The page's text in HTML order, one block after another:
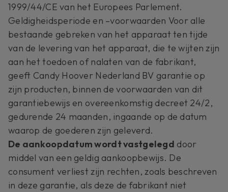
1999/44/CE van het Europees Parlement.
Geldigheidsperiode en –voorwaarden Voor alle
bestaande gebreken van het apparaat ten tijde
van de levering van het apparaat, die te wijten zijn
aan het toedoen of nalaten van de fabrikant,
geeft Candy Hoover Nederland BV garantie op
zijn producten, binnen de voorwaarden van dit
garantiebewijs en overeenkomstig decreet 24/2,
gedurende 24 maanden, ingaande op de datum
waarop de goederen zijn geleverd.
De aankoopdatum wordt vastgelegd door
middel van een geldig aankoopbewijs. De
consument verliest zijn rechten, zoals beschreven
in deze garantie, als deze de fabrikant niet